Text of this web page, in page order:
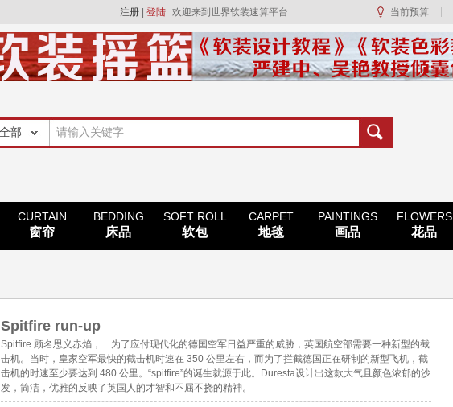
当前预算
注册 登陆 欢迎来到世界软装速算平台
CURTAIN
窗帘
BEDDING
床品
SOFT ROLL
软包
CARPET
地毯
PAINTINGS
画品
FLOWERS
花品
Spitfire run-up
Spitfire 顾名思义赤焰， 为了应付现代化的德国空军日益严重的威胁，英国航空部需要一种新型的截
击机。当时，皇家空军最快的截击机时速在 350 公里左右，而为了拦截德国正在研制的新型飞机，截
击机的时速至少要达到 480 公里。“spitfire”的诞生就源于此。Duresta设计出这款大气且颜色浓郁的沙
发，简洁，优雅的反映了英国人的才智和不屈不挠的精神。